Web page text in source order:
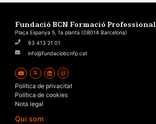
Fundació BCN Formació Professional
Plaça Espanya 5, 1a planta (08014 Barcelona)
93 413 21 01
info@fundaciobcnfp.cat
Política de privacitat
Política de cookies
Nota legal
Qui som